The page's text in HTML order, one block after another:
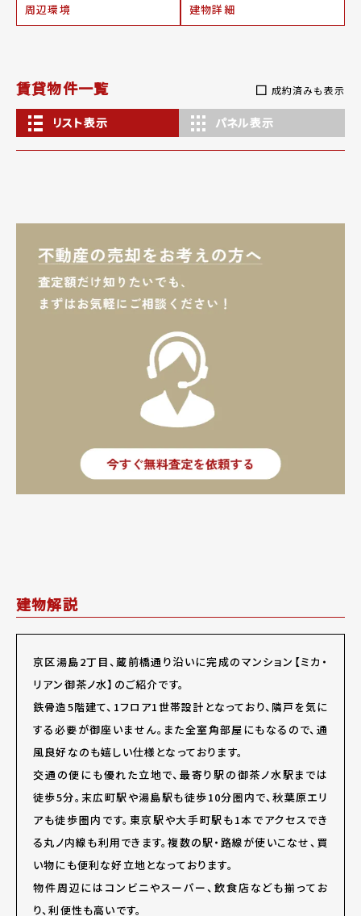
周辺環境 建物詳細
賃貸物件一覧 成約済みも表示
リスト表示 パネル表示
建物解説
京区湯島2丁目、蔵前橋通り沿いに完成のマンション【ミカ・
リアン御茶ノ水】のご紹介です。
鉄骨造5階建て、1フロア1世帯設計となっており、隣戸を気に
する必要が御座いません。また全室角部屋にもなるので、通
風良好なのも嬉しい仕様となっております。
交通の便にも優れた立地で、最寄り駅の御茶ノ水駅までは
徒歩5分。末広町駅や湯島駅も徒歩10分圏内で、秋葉原エリ
アも徒歩圏内です。東京駅や大手町駅も1本でアクセスでき
る丸ノ内線も利用できます。複数の駅・路線が使いこなせ、買
い物にも便利な好立地となっております。
物件周辺にはコンビニやスーパー、飲食店なども揃ってお
り、利便性も高いです。